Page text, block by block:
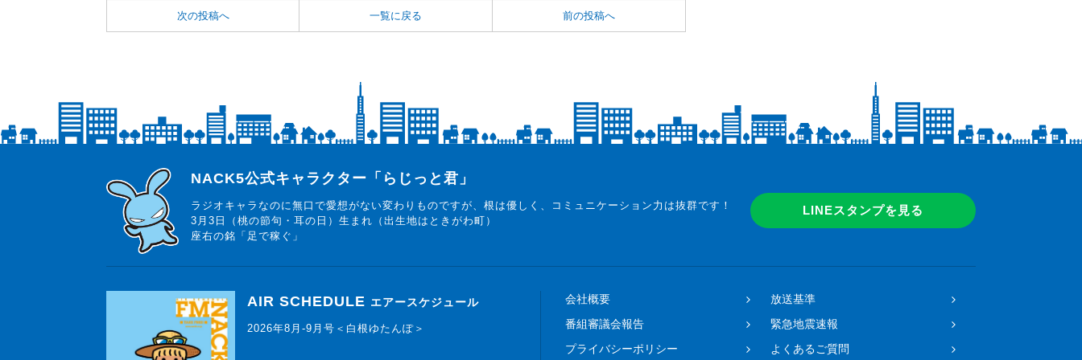
次の投稿へ 一覧に戻る 前の投稿へ
らじっと君
NACK5公式キャラクター「らじっと君」
ラジオキャラなのに無口で愛想がない変わりものですが、根は優しく、コミュニケーション力は抜群です！
3月3日（桃の節句・耳の日）生まれ（出生地はときがわ町）
座右の銘「足で稼ぐ」
LINEスタンプを見る
AIR SCHEDULE エアースケジュール
2026年8月-9月号＜白根ゆたんぽ＞
会社概要
放送基準
番組審議会報告
緊急地震速報
プライバシーポリシー
よくあるご質問